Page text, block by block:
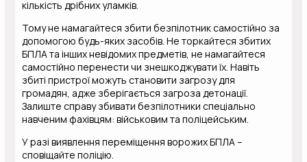
кількість дрібних уламків.
Тому не намагайтеся збити безпілотник самостійно за
допомогою будь-яких засобiв. Не торкайтеся збитих
БПЛА та інших невідомих предметів, не намагайтеся
самостійно перенести чи знешкоджувати їх. Навіть
збиті пристрої можуть становити загрозу для
громадян, адже зберігається загроза детонації.
Залиште справу збивати безпілотники спеціально
навченим фахівцям: військовим та поліцейським.
У разі виявлення переміщення ворожих БПЛА –
сповіщайте поліцію.